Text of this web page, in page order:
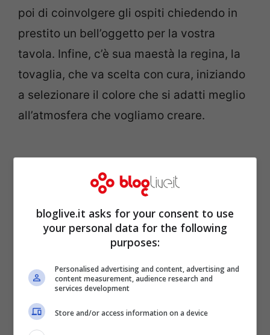
poi di coinvolgere gli ospiti chiedendo in
prestito un bell’oggetto per la vostra
tavola. Infine, c’è sua maestà la regina, la
tovaglia, che va scelta con cura, iniziando
a selezionare il colore che si adatti meglio
all’atmosfera che vogliamo creare.
bloglive.it asks for your consent to use
your personal data for the following
purposes:
Personalised advertising and content, advertising and
content measurement, audience research and
services development
Store and/or access information on a device